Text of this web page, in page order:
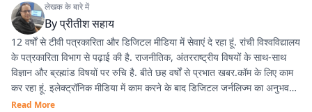
लेखक के बारे में
Byप्रीतीश सहाय
12 वर्षों से टीवी पत्रकारिता और डिजिटल मीडिया में सेवाएं दे रहा हूं. रांची विश्वविद्यालय
के पत्रकारिता विभाग से पढ़ाई की है. राजनीतिक, अंतरराष्ट्रीय विषयों के साथ-साथ
विज्ञान और ब्रह्मांड विषयों पर रुचि है. बीते छह वर्षों से प्रभात खबर.कॉम के लिए काम
कर रहा हूं. इलेक्ट्रॉनिक मीडिया में काम करने के बाद डिजिटल जर्नलिज्म का अनुभव
काफी अच्छा रहा है.
Read More